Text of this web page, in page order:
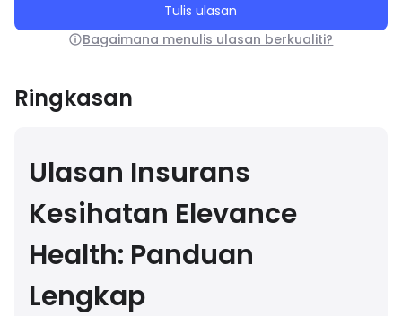
Tulis ulasan
Bagaimana menulis ulasan berkualiti?
Ringkasan
Ulasan Insurans
Kesihatan Elevance
Health: Panduan
Lengkap